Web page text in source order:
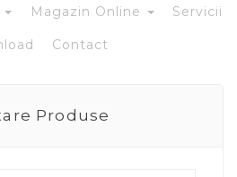
Magazin Online Servicii
Contact
Produse